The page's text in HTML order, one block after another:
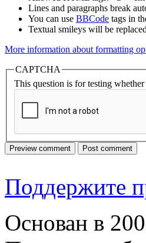
Lines and paragraphs break
You can use BBCode tags in
Textual smileys will be
More information about formatting
CAPTCHA
This question is for testing
Поддержите
Основан в